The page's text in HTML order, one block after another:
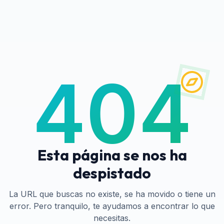
404
Esta página se nos ha
despistado
La URL que buscas no existe, se ha movido o tiene un
error. Pero tranquilo, te ayudamos a encontrar lo que
necesitas.